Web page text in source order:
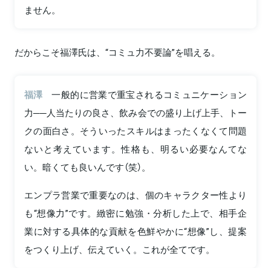
ません。
だからこそ福澤氏は、“コミュ力不要論”を唱える。
福澤
一般的に営業で重宝されるコミュニケーション
力──人当たりの良さ、飲み会での盛り上げ上手、トー
クの面白さ。そういったスキルはまったくなくて問題
ないと考えています。性格も、明るい必要なんてな
い。暗くても良いんです（笑）。
エンプラ営業で重要なのは、個のキャラクター性より
も“想像力”です。緻密に勉強・分析した上で、相手企
業に対する具体的な貢献を色鮮やかに“想像”し、提案
をつくり上げ、伝えていく。これが全てです。